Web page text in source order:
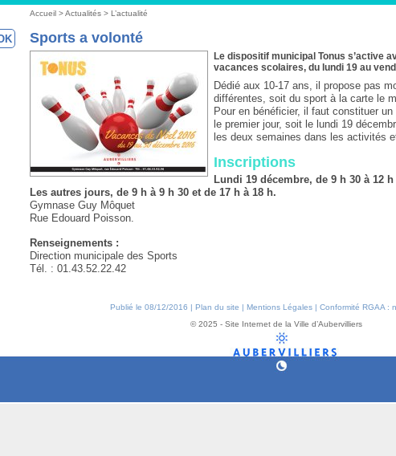
Accueil > Actualités > L’actualité
Sports a volonté
Le dispositif municipal Tonus s’active
vacances scolaires, du lundi 19 au
Dédié aux 10-17 ans, il propose pas
différentes, soit du sport à la carte le
Pour en bénéficier, il faut constituer
le premier jour, soit le lundi 19
les deux semaines dans les activités
Inscriptions
Lundi 19 décembre, de 9 h 30 à 12 h
Les autres jours, de 9 h à 9 h 30 et de 17 h à 18 h.
Gymnase Guy Môquet
Rue Edouard Poisson.
Renseignements :
Direction municipale des Sports
Tél. : 01.43.52.22.42
Publié le 08/12/2016 | Plan du site | Mentions Légales| Conformité RGAA :
© 2025 - Site Internet de la Ville d’Aubervilliers